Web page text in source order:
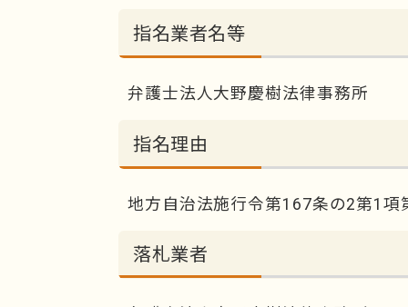
指名業者名等
弁護士法人大野慶樹法律事務所
指名理由
地方自治法施行令第167条の2第1項
落札業者